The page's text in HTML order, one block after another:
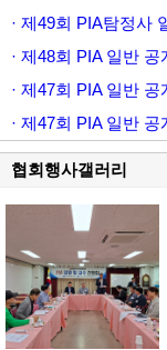
· 제49회 PIA탐정사
· 제48회 PIA 일반
· 제47회 PIA 일반
· 제47회 PIA 일반
협회행사갤러리